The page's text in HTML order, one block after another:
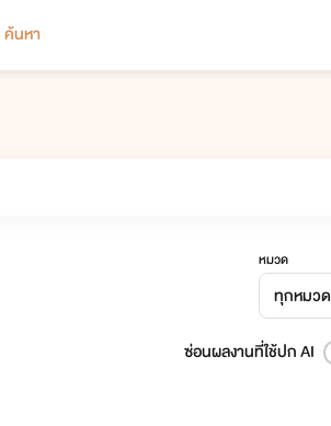
ค้นหา
หมวด
ทุกหมวด
ซ่อนผลงานที่ใช้ปก AI